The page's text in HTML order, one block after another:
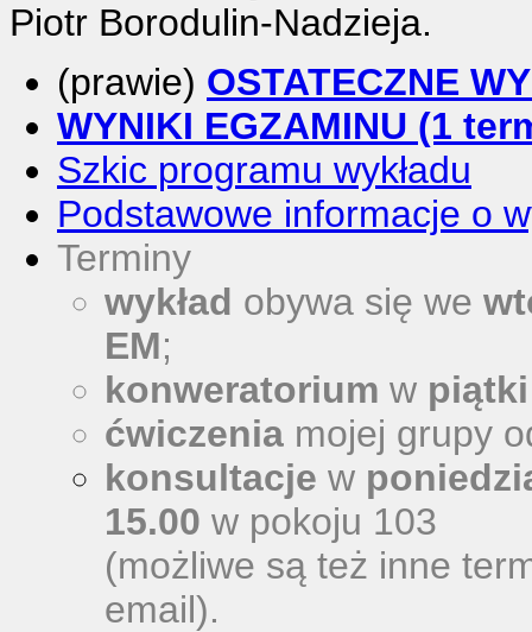
Piotr Borodulin-Nadzieja.
(prawie) OSTATECZNE
WYNIKI EGZAMINU (1
Szkic programu wykładu
Podstawowe informacje o
Terminy
wykład obywa się we
EM;
konweratorium w
ćwiczenia mojej grupy
konsultacje w
15.00 w pokoju 103
(możliwe są też inne
email).